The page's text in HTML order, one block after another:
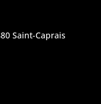
Saint-Caprais